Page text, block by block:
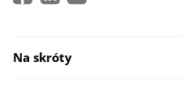
Na skróty